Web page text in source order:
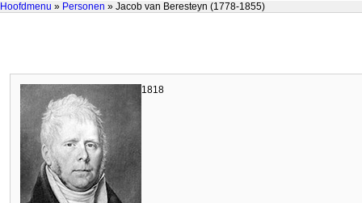
Hoofdmenu » Personen » Jacob van Beresteyn (1778-1855)
1818